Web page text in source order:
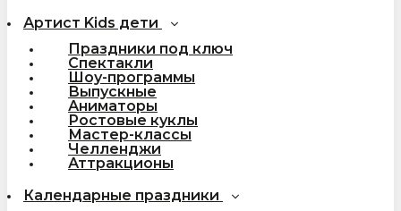
Артист Kids дети
Праздники под ключ
Спектакли
Шоу-программы
Выпускные
Аниматоры
Ростовые куклы
Мастер-классы
Челленджи
Аттракционы
Календарные праздники